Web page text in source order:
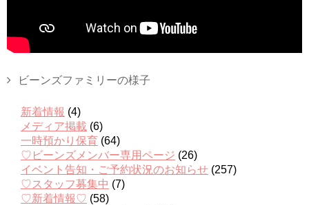
ビーンズファミリーの様子
新着情報 (4)
メディア掲載 (6)
一時預かり保育 (64)
♡ビーンズメンバー専用ページ (26)
イベント告知・ご予約状況のお知らせ (257)
♡スタッフ募集中 (7)
♡新着情報♡ (58)